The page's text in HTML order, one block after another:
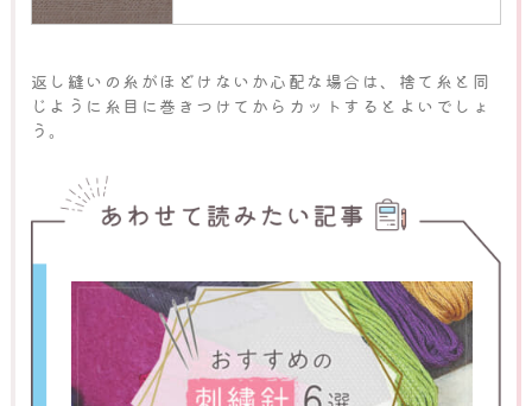
返し縫いの糸がほどけないか心配な場合は、捨て糸と同
じように糸目に巻きつけてからカットするとよいでしょ
う。